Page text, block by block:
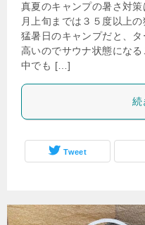
真夏のキャンプの暑さ対
月上旬までは３５度以上
猛暑日のキャンプだと、
高いのでサウナ状態にな
中でも […]
続
Tweet